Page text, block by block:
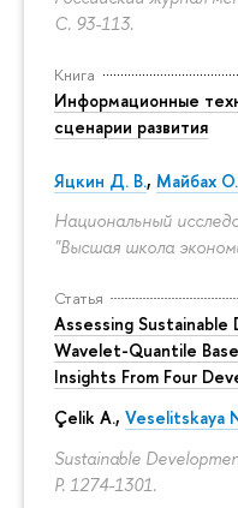
С. 93-113.
Книга
Информационные
сценарии развития
Яцкин Д. В., Майбах
Национальный
"Высшая школа
Статья
Assessing
Wavelet-Quantile
Insights From Four
Çelik A., Veselitskaya
Sustainable
P. 1274-1301.